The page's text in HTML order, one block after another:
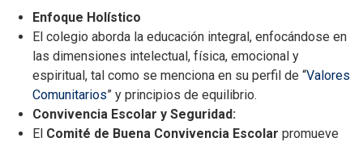
Enfoque Holístico
El colegio aborda la educación integral, enfocándose en
las dimensiones intelectual, física, emocional y
espiritual, tal como se menciona en su perfil de “Valores
Comunitarios” y principios de equilibrio.
Convivencia Escolar y Seguridad:
El Comité de Buena Convivencia Escolar promueve